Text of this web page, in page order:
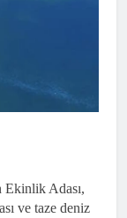
Ekinlik Adası,
ve taze deniz